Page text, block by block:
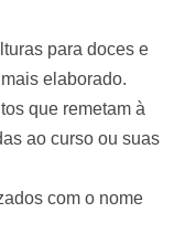
para doces e
elaborado.
que remetam à
ao curso ou suas
com o nome